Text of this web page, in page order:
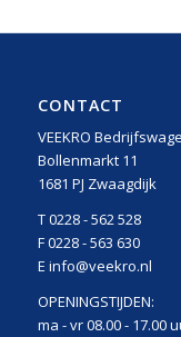
CONTACT
VEEKRO
Bollenmarkt 11
1681 PJ Zwaagdijk
T 0228 - 562 528
F 0228 - 563 630
E info@veekro.nl
OPENINGSTIJDEN:
ma - vr 08.00 - 17.00